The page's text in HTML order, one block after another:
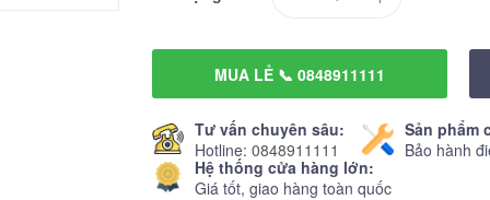
MUA LẺ 📞 0848911111
Tư vấn chuyên sâu:
Hotline: 0848911111
Sản phẩm
Bảo hành
Hệ thống cửa hàng lớn:
Giá tốt, giao hàng toàn quốc